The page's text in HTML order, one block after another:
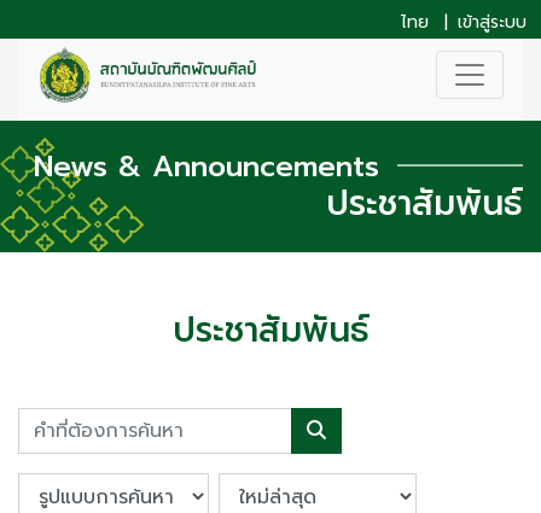
ไทย | เข้าสู่ระบบ
News & Announcements
ประชาสัมพันธ์
ประชาสัมพันธ์